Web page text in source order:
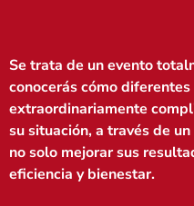
Se trata de un evento
conocerás cómo
extraordinariamente
su situación, a través de
no solo mejorar sus
eficiencia y bienestar.